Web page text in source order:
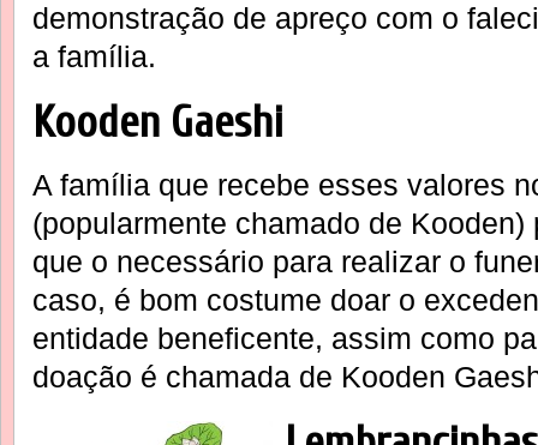
demonstração de apreço com o
a família.
Kooden Gaeshi
A família que recebe esses valores
(popularmente chamado de
que o necessário para realizar o
caso, é bom costume doar o
entidade beneficente, assim como
doação é chamada de Kooden